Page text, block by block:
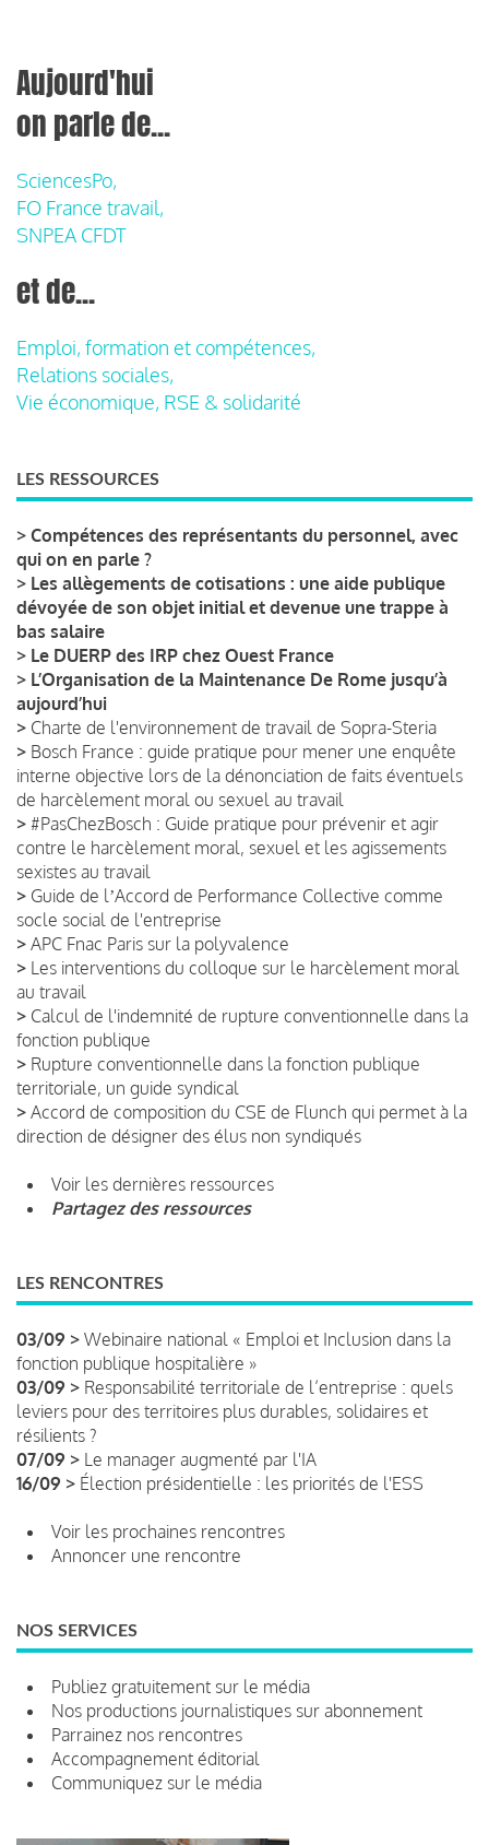
Aujourd'hui
on parle de...
SciencesPo,
FO France travail,
SNPEA CFDT
et de...
Emploi, formation et compétences,
Relations sociales,
Vie économique, RSE & solidarité
LES RESSOURCES
> Compétences des représentants du personnel, avec
qui on en parle ?
> Les allègements de cotisations : une aide publique
dévoyée de son objet initial et devenue une trappe à
bas salaire
> Le DUERP des IRP chez Ouest France
> L’Organisation de la Maintenance De Rome jusqu’à
aujourd’hui
> Charte de l'environnement de travail de Sopra-Steria
> Bosch France : guide pratique pour mener une enquête
interne objective lors de la dénonciation de faits éventuels
de harcèlement moral ou sexuel au travail
> #PasChezBosch : Guide pratique pour prévenir et agir
contre le harcèlement moral, sexuel et les agissements
sexistes au travail
> Guide de lʼAccord de Performance Collective comme
socle social de l'entreprise
> APC Fnac Paris sur la polyvalence
> Les interventions du colloque sur le harcèlement moral
au travail
> Calcul de l'indemnité de rupture conventionnelle dans la
fonction publique
> Rupture conventionnelle dans la fonction publique
territoriale, un guide syndical
> Accord de composition du CSE de Flunch qui permet à la
direction de désigner des élus non syndiqués
Voir les dernières ressources
Partagez des ressources
LES RENCONTRES
03/09 > Webinaire national « Emploi et Inclusion dans la
fonction publique hospitalière »
03/09 > Responsabilité territoriale de l’entreprise : quels
leviers pour des territoires plus durables, solidaires et
résilients ?
07/09 > Le manager augmenté par l'IA
16/09 > Élection présidentielle : les priorités de l'ESS
Voir les prochaines rencontres
Annoncer une rencontre
NOS SERVICES
Publiez gratuitement sur le média
Nos productions journalistiques sur abonnement
Parrainez nos rencontres
Accompagnement éditorial
Communiquez sur le média